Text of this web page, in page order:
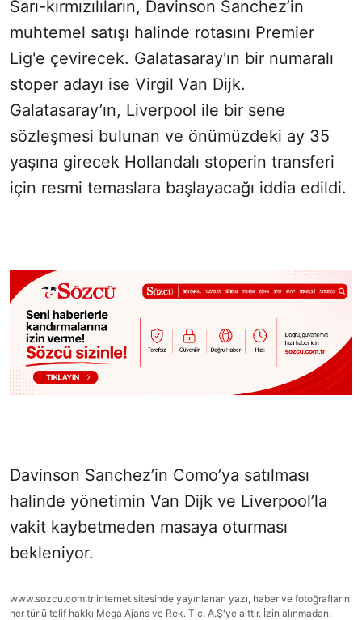
Sarı-kırmızılıların, Davinson Sanchez’in
muhtemel satışı halinde rotasını Premier
Lig'e çevirecek. Galatasaray'ın bir numaralı
stoper adayı ise Virgil Van Dijk.
Galatasaray’ın, Liverpool ile bir sene
sözleşmesi bulunan ve önümüzdeki ay 35
yaşına girecek Hollandalı stoperin transferi
için resmi temaslara başlayacağı iddia edildi.
Davinson Sanchez’in Como’ya satılması
halinde yönetimin Van Dijk ve Liverpool’la
vakit kaybetmeden masaya oturması
bekleniyor.
www.sozcu.com.tr internet sitesinde yayınlanan yazı, haber ve fotoğrafların
her türlü telif hakkı Mega Ajans ve Rek. Tic. A.Ş'ye aittir. İzin alınmadan,